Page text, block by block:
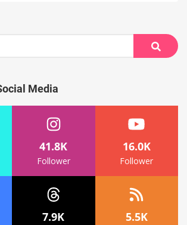
Suche
Media
41.8K
Follower
16.0K
Follower
7.9K 5.5K